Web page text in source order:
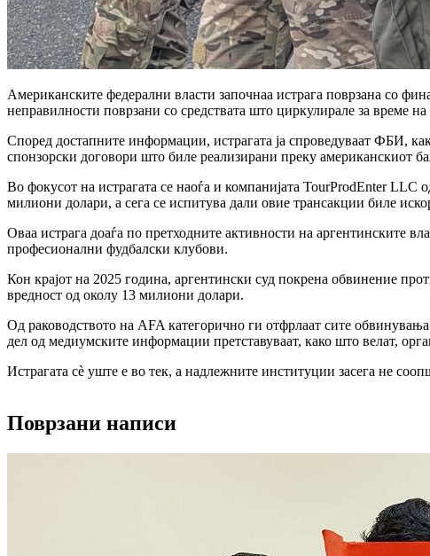
Американските федерални власти започнаа истрага поврзана со
неправилности поврзани со средствата што циркулирале за време
Според достапните информации, истрагата ја спроведуваат ФБИ,
спонзорски договори што биле реализирани преку американскиот
Во фокусот на истрагата се наоѓа и компанијата TourProdEnter
милиони долари, а сега се испитува дали овие трансакции биле
Оваа истрага доаѓа по претходните активности на аргентинските
професионални фудбалски клубови.
Кон крајот на 2025 година, аргентински суд покрена обвинение
вредност од околу 13 милиони долари.
Од раководството на AFA категорично ги отфрлаат сите
дел од медиумските информации претставуваат, како што велат,
Истрагата сè уште е во тек, а надлежните институции засега не
Поврзани написи